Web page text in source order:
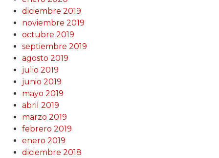
diciembre 2019
noviembre 2019
octubre 2019
septiembre 2019
agosto 2019
julio 2019
junio 2019
mayo 2019
abril 2019
marzo 2019
febrero 2019
enero 2019
diciembre 2018